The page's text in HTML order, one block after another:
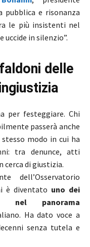
pubblica e risonanza
le più insistenti nel
in silenzio”.
delle
per festeggiare. Chi
passerà anche
modo in cui ha
tra denunce, atti
di giustizia.
dell’Osservatorio
è diventato uno dei
nel panorama
Ha dato voce a
senza tutela e